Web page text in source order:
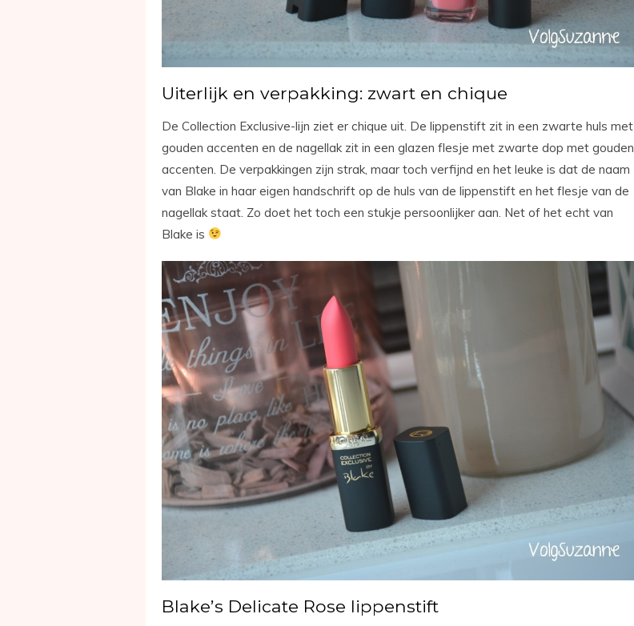
Uiterlijk en verpakking: zwart en chique
De Collection Exclusive-lijn ziet er chique uit. De lippenstift zit in een zwarte huls met
gouden accenten en de nagellak zit in een glazen flesje met zwarte dop met gouden
accenten. De verpakkingen zijn strak, maar toch verfijnd en het leuke is dat de naam
van Blake in haar eigen handschrift op de huls van de lippenstift en het flesje van de
nagellak staat. Zo doet het toch een stukje persoonlijker aan. Net of het echt van
Blake is
Blake’s Delicate Rose lippenstift